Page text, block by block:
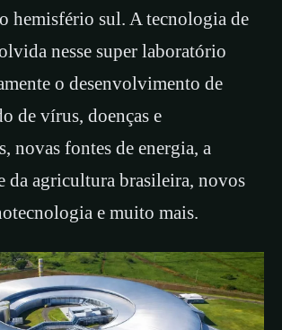
hemisfério sul. A tecnologia de
nesse super laboratório
o desenvolvimento de
de vírus, doenças e
novas fontes de energia, a
da agricultura brasileira, novos
e muito mais.